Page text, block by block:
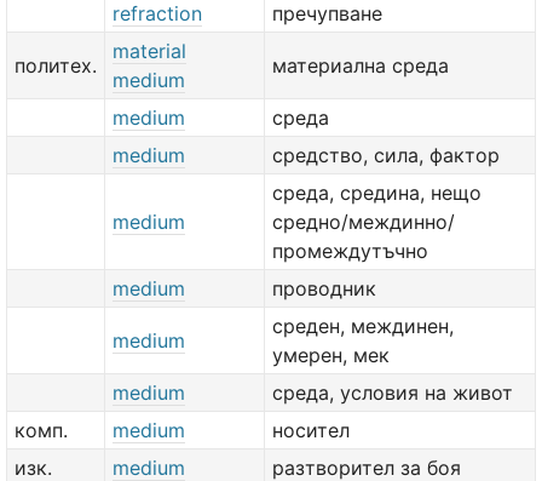
refraction
пречупване
политех.
material
medium
материална среда
medium
среда
medium
средство, сила, фактор
medium
среда, средина, нещо
средно/междинно/
промеждутъчно
medium
проводник
medium
среден, междинен,
умерен, мек
medium
среда, условия на живот
комп.
medium
носител
изк.
medium разтворител за боя